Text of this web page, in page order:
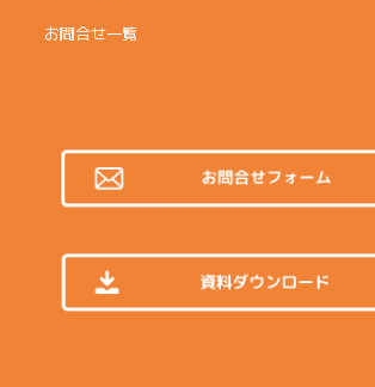
お問合せ一覧